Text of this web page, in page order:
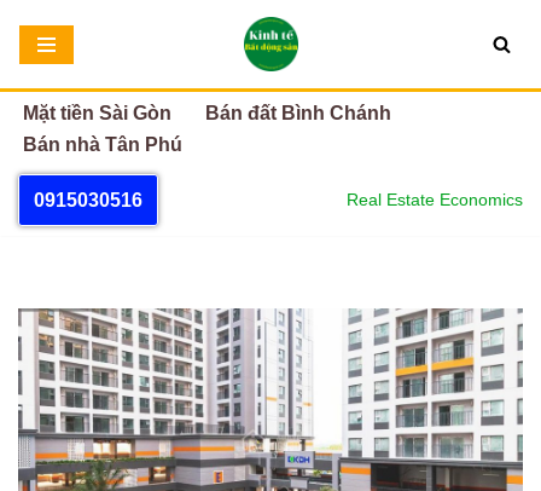
Chuyển
tới
nội
dung
Mặt tiền Sài Gòn
Bán đất Bình Chánh
Bán nhà Tân Phú
0915030516 Real Estate Economics